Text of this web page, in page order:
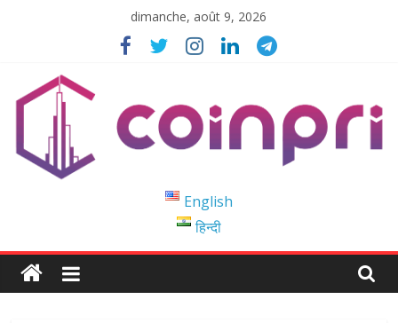
dimanche, août 9, 2026
Blockchain
Easy
to
English
हिन्दी